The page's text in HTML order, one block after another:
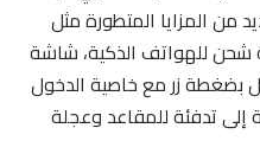
العديد من المزايا المتطورة مثل
شحن للهواتف الذكية، شاشة
بضغطة زر مع خاصية الدخول
إلى تدفئة للمقاعد وعجلة